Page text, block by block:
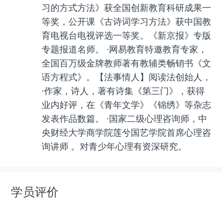
习的方式方法》获全国创新教育科研成果一
等奖，公开课《古诗词学习方法》获中国教
育电视台电视评选一等奖。《新京报》专版
专题报道名师。 ·网易教育特邀教育专家，
全国百万级金牌教师著有教辅类畅销书《文
语方程式》。【法事情人】阅读法创始人，
·作家，诗人，著有诗集《第三门》，获得
业内好评，在《青年文学》《锦绣》等杂志
发表作品数篇。 ·国家二级心理咨询师，中
央财经大学商学院莲兮国艺学院首席心理咨
询讲师 。对青少年心理有资深研究。
学员评价